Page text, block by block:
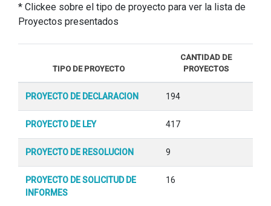
* Clickee sobre el tipo de proyecto para ver la lista de
Proyectos presentados
TIPO DE PROYECTO
CANTIDAD DE
PROYECTOS
PROYECTO DE DECLARACION 194
PROYECTO DE LEY 417
PROYECTO DE RESOLUCION 9
PROYECTO DE SOLICITUD DE
INFORMES
16